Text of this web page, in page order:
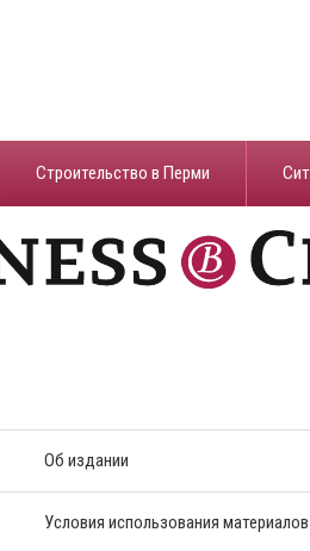
Строительство в Перми
Об издании
Условия использования материалов